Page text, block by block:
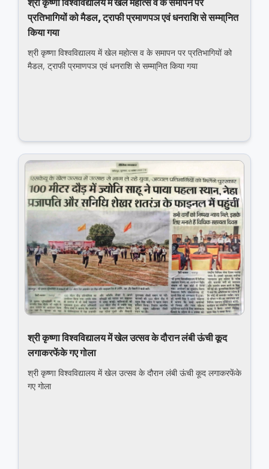
श्री कृष्णा विश्वविद्यालय में खेल महोत्स व के समापन पर
प्रतिभागियों को मैडल, ट्राफी प्रमाणपञ एवं धनराशि से सम्मा्नित
किया गया
श्री कृष्णा विश्वविद्यालय में खेल महोत्स व के समापन पर प्रतिभागियों को
मैडल, ट्राफी प्रमाणपञ एवं धनराशि से सम्मा्नित किया गया
श्री कृष्णा विश्वविद्यालय में खेल उत्‍सव के दौरान लंबी ऊंची कूद
लगाकरफेंके गए गोला
श्री कृष्णा विश्वविद्यालय में खेल उत्‍सव के दौरान लंबी ऊंची कूद लगाकरफेंके
गए गोला